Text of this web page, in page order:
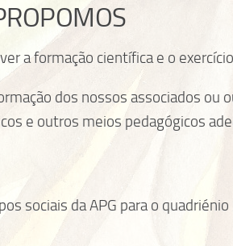
a formação científica e o
dos nossos associados
e outros meios pedagógicos
sociais da APG para o